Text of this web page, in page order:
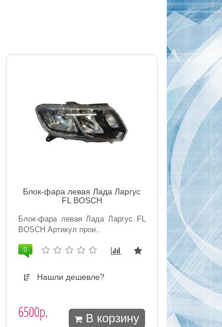
Блок-фара левая Лада Ларгус
FL BOSCH
Блок-фара левая Лада Ларгус FL
BOSCH Артикул прои..
0
Нашли дешевле?
6500р. В корзину